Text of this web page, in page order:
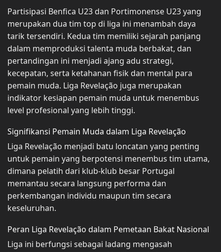
Partisipasi Benfica U23 dan Portimonense U23 yang
merupakan dua tim top di liga ini menambah daya
tarik tersendiri. Kedua tim memiliki sejarah panjang
dalam memproduksi talenta muda berbakat, dan
pertandingan ini menjadi ajang adu strategi,
kecepatan, serta ketahanan fisik dan mental para
pemain muda. Liga Revelação juga merupakan
indikator kesiapan pemain muda untuk menembus
level profesional yang lebih tinggi.
Signifikansi Pemain Muda dalam Liga Revelação
Liga Revelação menjadi batu loncatan yang penting
untuk pemain yang berpotensi menembus tim utama,
dimana pelatih dari klub-klub besar Portugal
memantau secara langsung performa dan
perkembangan individu maupun tim secara
keseluruhan.
Peran Liga Revelação dalam Pemetaan Bakat Nasional
Liga ini berfungsi sebagai ladang mengasah